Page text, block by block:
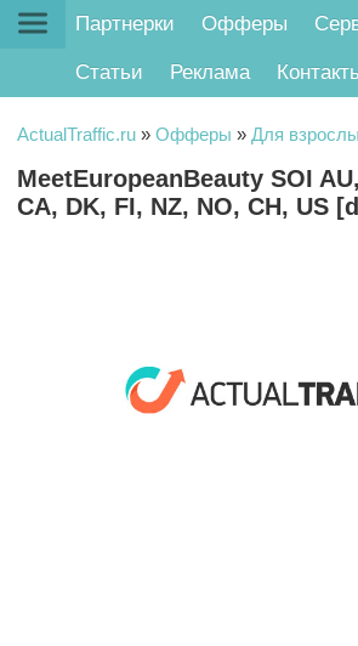
Партнерки Офферы
Статьи Реклама
ActualTraffic.ru » Офферы » Для
MeetEuropeanBeauty SOI AU,
CA, DK, FI, NZ, NO, CH, US